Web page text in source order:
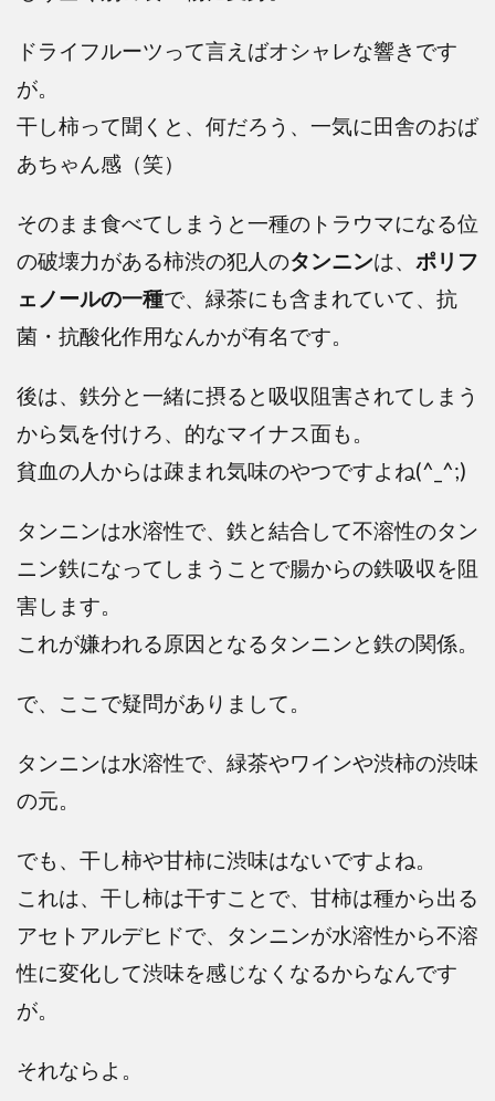
ドライフルーツって言えばオシャレな響きです
が。
干し柿って聞くと、何だろう、一気に田舎のおば
あちゃん感（笑）
そのまま食べてしまうと一種のトラウマになる位
の破壊力がある柿渋の犯人のタンニンは、 ポリフ
ェノールの一種で、緑茶にも含まれていて、抗
菌・抗酸化作用なんかが有名です。
後は、鉄分と一緒に摂ると吸収阻害されてしまう
から気を付けろ、的なマイナス面も。
貧血の人からは疎まれ気味のやつですよね(^_^;)
タンニンは水溶性で、鉄と結合して不溶性のタン
ニン鉄になってしまうことで腸からの鉄吸収を阻
害します。
これが嫌われる原因となるタンニンと鉄の関係。
で、ここで疑問がありまして。
タンニンは水溶性で、緑茶やワインや渋柿の渋味
の元。
でも、干し柿や甘柿に渋味はないですよね。
これは、干し柿は干すことで、甘柿は種から出る
アセトアルデヒドで、タンニンが水溶性から不溶
性に変化して渋味を感じなくなるからなんです
が。
それならよ。